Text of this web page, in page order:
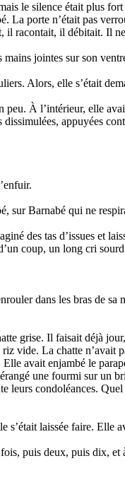
le silence était plus
La porte n’était pas
il racontait, il débitait. Il
mains jointes sur son
Alors, elle s’était
À l’intérieur, elle
appuyées
sur Barnabé qui ne
des tas d’issues et
coup, un long cri
dans les bras de
grise. Il faisait déjà
vide. La chatte
Elle avait enjambé le
une fourmi sur un
leurs condoléances.
s’était laissée faire.
puis deux, puis dix,